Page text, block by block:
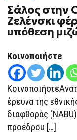
Σάλος στην
Ζελένσκι
υπόθεση
Κοινοποιήστε
έρευνα της
διαφθοράς
προέδρου […]